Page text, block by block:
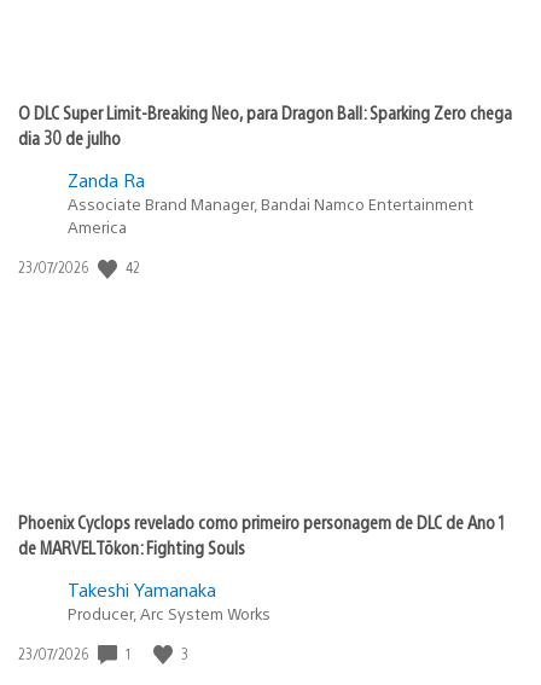
O DLC Super Limit-Breaking Neo, para Dragon Ball: Sparking Zero chega
dia 30 de julho
Zanda Ra
Associate Brand Manager, Bandai Namco Entertainment
America
Data
23/07/2026 42
Phoenix Cyclops revelado como primeiro personagem de DLC de Ano 1
de MARVEL Tōkon: Fighting Souls
Takeshi Yamanaka
Producer, Arc System Works
Data
23/07/2026 1 3